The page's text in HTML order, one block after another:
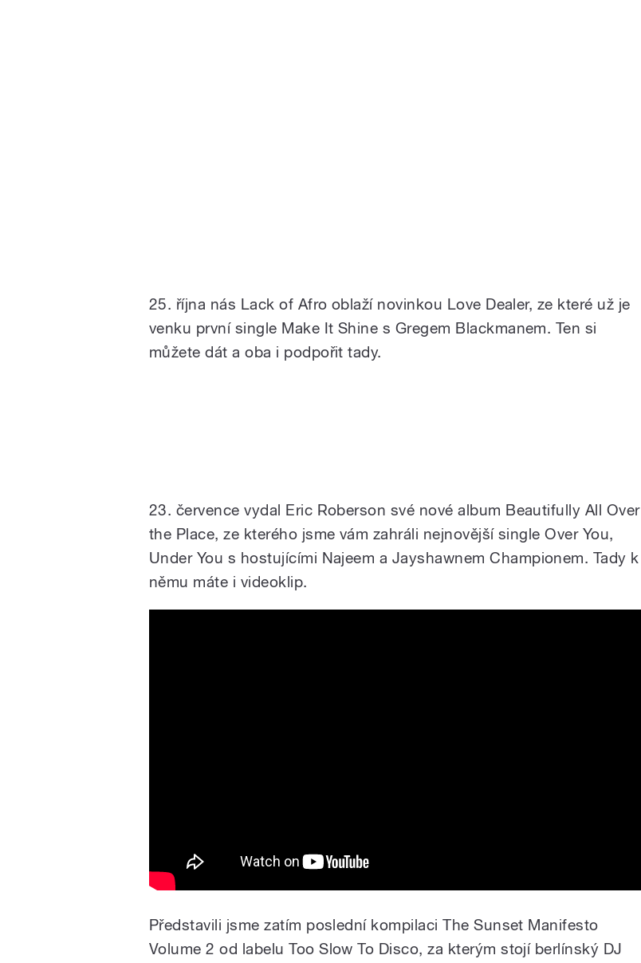
25. října nás Lack of Afro oblaží novinkou Love Dealer, ze které už je
venku první single Make It Shine s Gregem Blackmanem. Ten si
můžete dát a oba i podpořit tady.
23. července vydal Eric Roberson své nové album Beautifully All Over
the Place, ze kterého jsme vám zahráli nejnovější single Over You,
Under You s hostujícími Najeem a Jayshawnem Championem. Tady k
němu máte i videoklip.
Představili jsme zatím poslední kompilaci The Sunset Manifesto
Volume 2 od labelu Too Slow To Disco, za kterým stojí berlínský DJ